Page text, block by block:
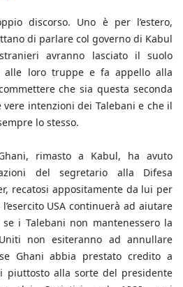
discorso. Uno è per l’estero,
di parlare col governo di Kabul
avranno lasciato il suolo
alle loro truppe e fa appello alla
che sia questa seconda
intenzioni dei Talebani e che il
lo stesso.
rimasto a Kabul, ha avuto
del segretario alla Difesa
recatosi appositamente da lui per
USA continuerà ad aiutare
i Talebani non mantenessero la
non esiteranno ad annullare
se Ghani abbia prestato credito a
piuttosto alla sorte del presidente